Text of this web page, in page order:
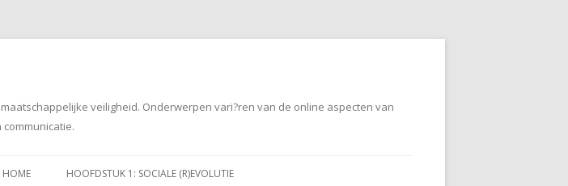
veiligheid. Onderwerpen vari?ren van de online aspecten van
naar
HOME HOOFDSTUK 1: SOCIALE (R)EVOLUTIE